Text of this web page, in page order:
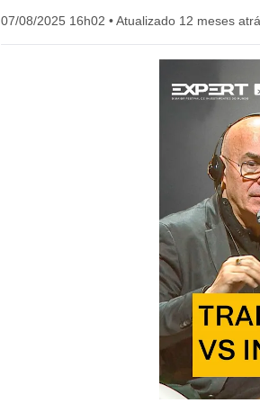
07/08/2025 16h02 •Atualizado 12 meses